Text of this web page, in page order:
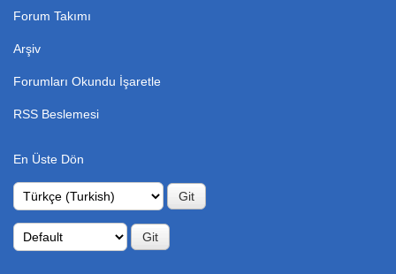
Forum Takımı
Arşiv
Forumları Okundu İşaretle
RSS Beslemesi
En Üste Dön